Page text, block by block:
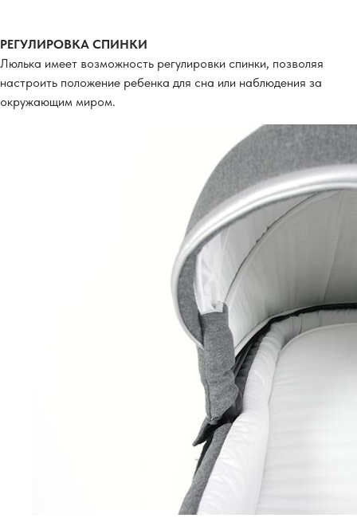
РЕГУЛИРОВКА СПИНКИ
Люлька имеет возможность регулировки спинки, позволяя
настроить положение ребенка для сна или наблюдения за
окружающим миром.